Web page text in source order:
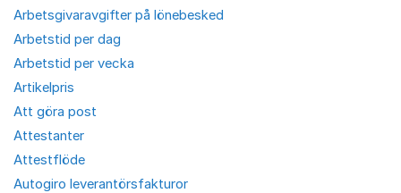
Arbetsgivaravgifter på lönebesked
Arbetstid per dag
Arbetstid per vecka
Artikelpris
Att göra post
Attestanter
Attestflöde
Autogiro leverantörsfakturor